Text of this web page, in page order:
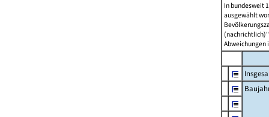
In bundesweit
ausgewählt
Abweichungen